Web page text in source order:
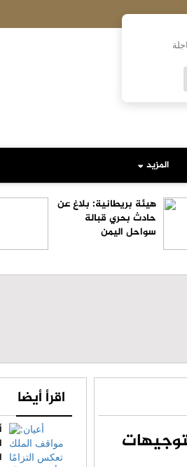
انتصاراتها في جولة غرب آسيا للكرة الطائرة
المزيد
هيئة بريطانية: بلاغ عن
حادث بحري قبالة
سواحل اليمن
اقرأ أيضا